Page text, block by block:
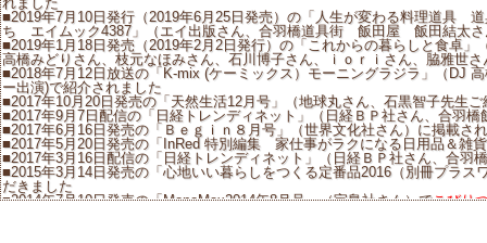
■2019年7月10日発行（2019年6月25日発売）の「人生が変わる料理道具
ち エイムック4387」（エイ出版さん、合羽橋道具街 飯田屋 飯田結太さ
■2019年1月18日発売（2019年2月2日発行）の「これからの暮らしと食卓
高橋みどりさん、枝元なほみさん、石川博子さん、ｉｏｒｉさん、脇雅世
■2018年7月12日放送の「K-mix (ケーミックス）モーニングラジラ」（DJ
ー出演)で紹介されました
■2017年10月20日発売の「天然生活12月号」（地球丸さん、石黒智子先生
■2017年9月7日配信の「日経トレンディネット」（日経ＢＰ社さん、合羽
■2017年6月16日発売の「Ｂｅｇｉｎ８月号」（世界文化社さん）に掲載さ
■2017年5月20日発売の「InRed 特別編集 家仕事がラクになる日用品＆雑
■2017年3月16日配信の「日経トレンディネット」（日経ＢＰ社さん、合羽
■2015年3月14日発売の「心地いい暮らしをつくる定番品2016（別冊プラ
だきました
■2014年7月10日発売の「MonoMax2014年8月号」（宝島社さん）でこびり